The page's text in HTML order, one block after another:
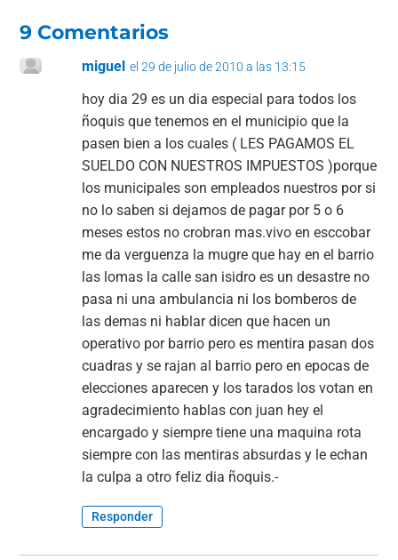
9 Comentarios
miguel el 29 de julio de 2010 a las 13:15
hoy dia 29 es un dia especial para todos los
ñoquis que tenemos en el municipio que la
pasen bien a los cuales ( LES PAGAMOS EL
SUELDO CON NUESTROS IMPUESTOS )porque
los municipales son empleados nuestros por si
no lo saben si dejamos de pagar por 5 o 6
meses estos no crobran mas.vivo en esccobar
me da verguenza la mugre que hay en el barrio
las lomas la calle san isidro es un desastre no
pasa ni una ambulancia ni los bomberos de
las demas ni hablar dicen que hacen un
operativo por barrio pero es mentira pasan dos
cuadras y se rajan al barrio pero en epocas de
elecciones aparecen y los tarados los votan en
agradecimiento hablas con juan hey el
encargado y siempre tiene una maquina rota
siempre con las mentiras absurdas y le echan
la culpa a otro feliz dia ñoquis.-
Responder